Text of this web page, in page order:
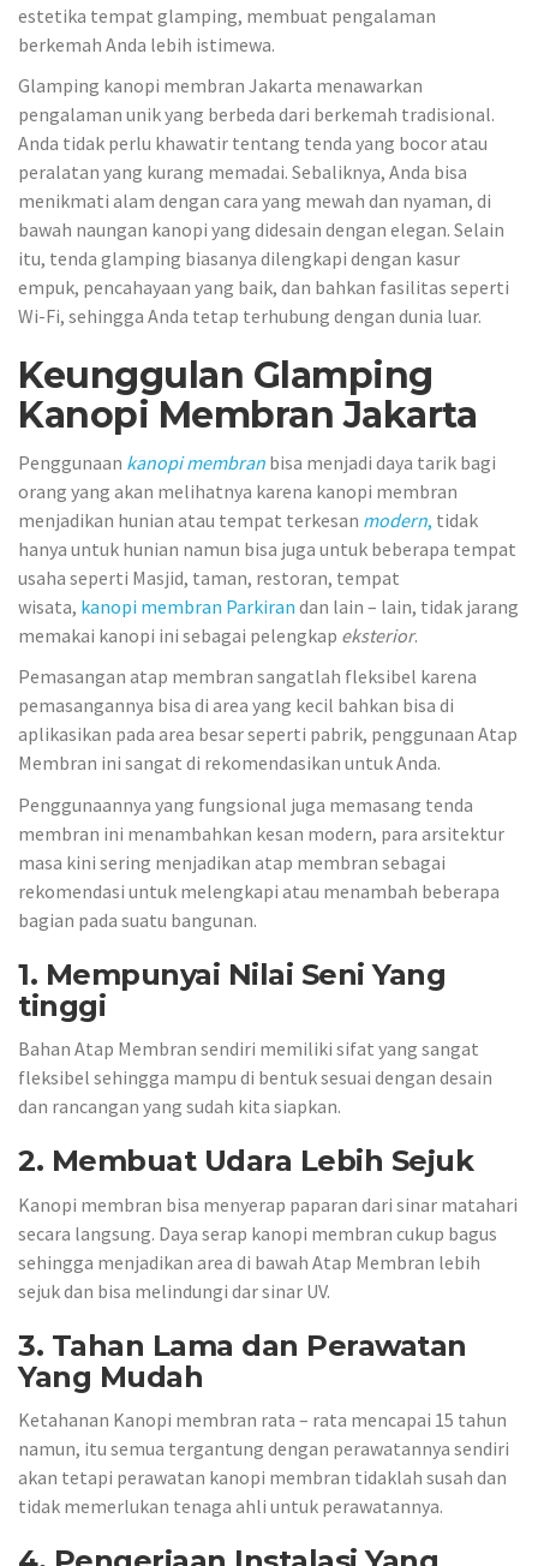
estetika tempat glamping, membuat pengalaman
berkemah Anda lebih istimewa.
Glamping kanopi membran Jakarta menawarkan
pengalaman unik yang berbeda dari berkemah tradisional.
Anda tidak perlu khawatir tentang tenda yang bocor atau
peralatan yang kurang memadai. Sebaliknya, Anda bisa
menikmati alam dengan cara yang mewah dan nyaman, di
bawah naungan kanopi yang didesain dengan elegan. Selain
itu, tenda glamping biasanya dilengkapi dengan kasur
empuk, pencahayaan yang baik, dan bahkan fasilitas seperti
Wi-Fi, sehingga Anda tetap terhubung dengan dunia luar.
Keunggulan Glamping
Kanopi Membran Jakarta
Penggunaan kanopi membran bisa menjadi daya tarik bagi
orang yang akan melihatnya karena kanopi membran
menjadikan hunian atau tempat terkesan modern, tidak
hanya untuk hunian namun bisa juga untuk beberapa tempat
usaha seperti Masjid, taman, restoran, tempat
wisata, kanopi membran Parkiran dan lain – lain, tidak jarang
memakai kanopi ini sebagai pelengkap eksterior.
Pemasangan atap membran sangatlah fleksibel karena
pemasangannya bisa di area yang kecil bahkan bisa di
aplikasikan pada area besar seperti pabrik, penggunaan Atap
Membran ini sangat di rekomendasikan untuk Anda.
Penggunaannya yang fungsional juga memasang tenda
membran ini menambahkan kesan modern, para arsitektur
masa kini sering menjadikan atap membran sebagai
rekomendasi untuk melengkapi atau menambah beberapa
bagian pada suatu bangunan.
1. Mempunyai Nilai Seni Yang
tinggi
Bahan Atap Membran sendiri memiliki sifat yang sangat
fleksibel sehingga mampu di bentuk sesuai dengan desain
dan rancangan yang sudah kita siapkan.
2. Membuat Udara Lebih Sejuk
Kanopi membran bisa menyerap paparan dari sinar matahari
secara langsung. Daya serap kanopi membran cukup bagus
sehingga menjadikan area di bawah Atap Membran lebih
sejuk dan bisa melindungi dar sinar UV.
3. Tahan Lama dan Perawatan
Yang Mudah
Ketahanan Kanopi membran rata – rata mencapai 15 tahun
namun, itu semua tergantung dengan perawatannya sendiri
akan tetapi perawatan kanopi membran tidaklah susah dan
tidak memerlukan tenaga ahli untuk perawatannya.